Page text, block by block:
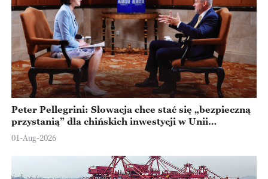
Peter Pellegrini: Słowacja chce stać się „bezpieczną
przystanią” dla chińskich inwestycji w Unii
Europejskiej
01-Aug-2026